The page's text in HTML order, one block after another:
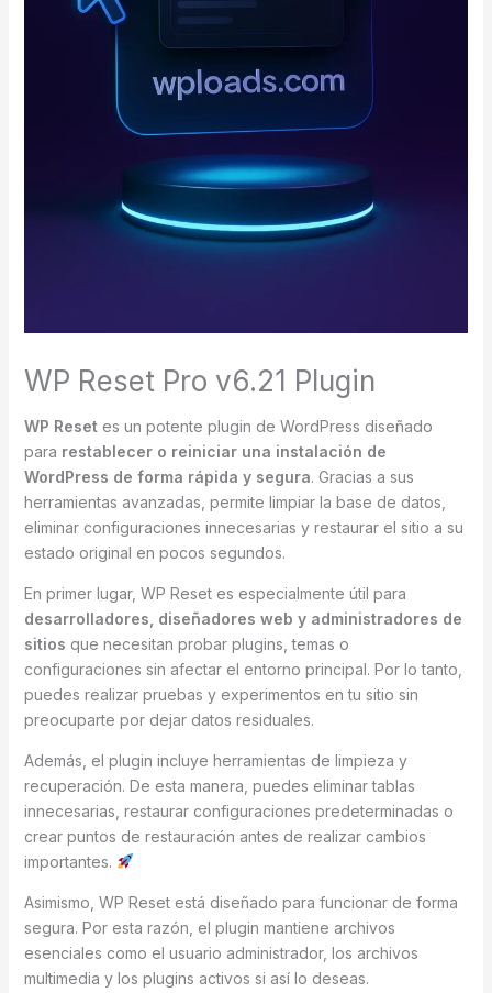
WP Reset Pro v6.21 Plugin
WP Resetes un potente plugin de WordPress diseñado
para restablecer o reiniciar una instalación de
WordPress de forma rápida y segura. Gracias a sus
herramientas avanzadas, permite limpiar la base de datos,
eliminar configuraciones innecesarias y restaurar el sitio a su
estado original en pocos segundos.
En primer lugar, WP Reset es especialmente útil para
desarrolladores, diseñadores web y administradores de
sitios que necesitan probar plugins, temas o
configuraciones sin afectar el entorno principal. Por lo tanto,
puedes realizar pruebas y experimentos en tu sitio sin
preocuparte por dejar datos residuales.
Además, el plugin incluye herramientas de limpieza y
recuperación. De esta manera, puedes eliminar tablas
innecesarias, restaurar configuraciones predeterminadas o
crear puntos de restauración antes de realizar cambios
importantes.
Asimismo, WP Reset está diseñado para funcionar de forma
segura. Por esta razón, el plugin mantiene archivos
esenciales como el usuario administrador, los archivos
multimedia y los plugins activos si así lo deseas.